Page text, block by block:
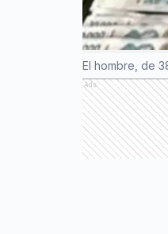
El hombre, de
Ads